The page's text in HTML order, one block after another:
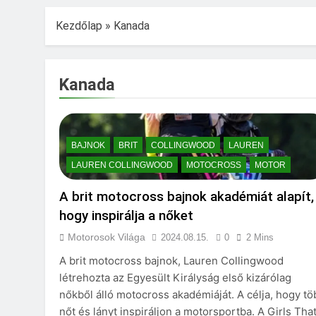
Kezdőlap » Kanada
Kanada
BAJNOK BRIT COLLINGWOOD
LAUREN
LAUREN COLLINGWOOD
MOTOCROSS MOTOR
A brit motocross bajnok akadémiát alapít,
hogy inspirálja a nőket
Motorosok Világa 2024.08.15. 0 2 Mins
A brit motocross bajnok, Lauren Collingwood
létrehozta az Egyesült Királyság első kizárólag
nőkből álló motocross akadémiáját. A célja, hogy
nőt és lányt inspiráljon a motorsportba. A Girls That